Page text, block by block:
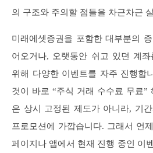
의 구조와 주의할 점들을 차근차근
미래에셋증권을 포함한 대부분의
어오거나, 오랫동안 쉬고 있던 계좌
위해 다양한 이벤트를 자주 진행합
것이 바로 “주식 거래 수수료 무료”
은 상시 고정된 제도가 아니라, 기
프로모션에 가깝습니다. 그래서 언
페이지나 앱에서 현재 진행 중인 이